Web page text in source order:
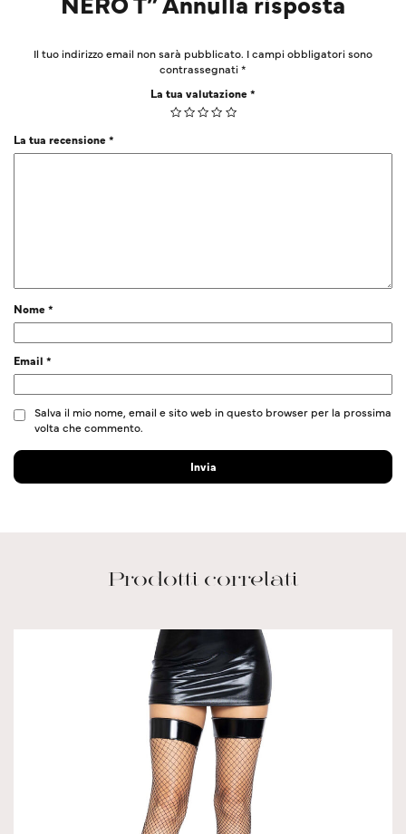
Il tuo indirizzo email non sarà pubblicato. I campi obbligatori sono
contrassegnati*
La tua valutazione*
La tua recensione*
Nome*
Email *
Salva il mio nome, email e sito web in questo browser per la prossima
volta che commento.
Prodotti correlati